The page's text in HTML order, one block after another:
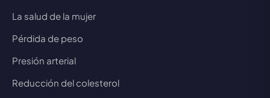
La salud de la mujer
Pérdida de peso
Presión arterial
Reducción del colesterol